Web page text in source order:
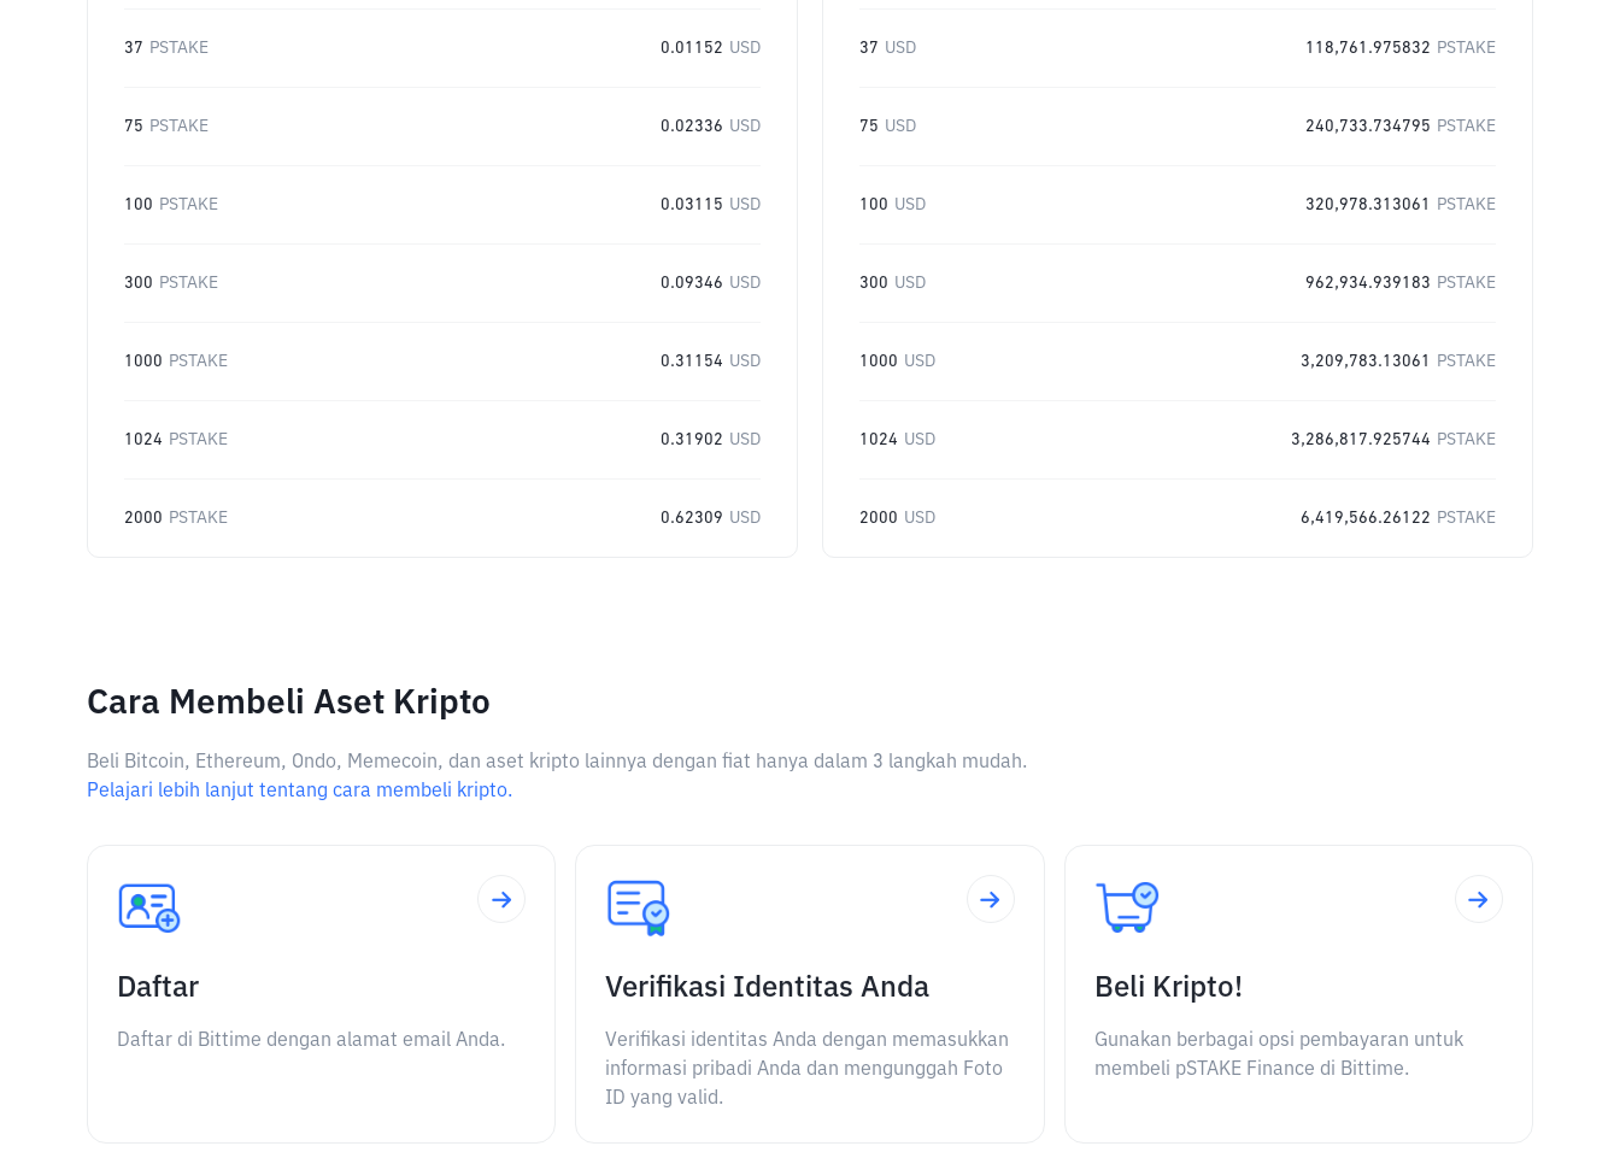
37 PSTAKE 0.01152 USD
75 PSTAKE 0.02336 USD
100 PSTAKE 0.03115 USD
300 PSTAKE 0.09346 USD
1000 PSTAKE 0.31154 USD
1024 PSTAKE 0.31902 USD
2000 PSTAKE 0.62309 USD
37 USD 118,761.975832 PSTAKE
75 USD 240,733.734795 PSTAKE
100 USD 320,978.313061 PSTAKE
300 USD 962,934.939183 PSTAKE
1000 USD 3,209,783.13061 PSTAKE
1024 USD 3,286,817.925744 PSTAKE
2000 USD 6,419,566.26122 PSTAKE
Cara Membeli Aset Kripto
Beli Bitcoin, Ethereum, Ondo, Memecoin, dan aset kripto lainnya dengan fiat hanya dalam 3 langkah mudah.
Pelajari lebih lanjut tentang cara membeli kripto.
Daftar
Daftar di Bittime dengan alamat email Anda.
Verifikasi Identitas Anda
Verifikasi identitas Anda dengan memasukkan
informasi pribadi Anda dan mengunggah Foto
ID yang valid.
Beli Kripto!
Gunakan berbagai opsi pembayaran untuk
membeli pSTAKE Finance di Bittime.